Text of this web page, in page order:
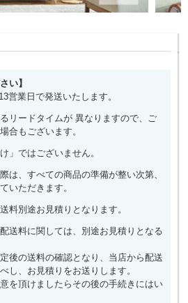
い】
営業日で発送いたします。
リードタイムが 異なりますので、ご
合もございます。
」ではございません。
は、すべての商品の準備が整い次第、
いただきます。
料別途お見積りとなります。
送料に関しては、別途お見積りとなる
後の送料の確認となり、当店から配送
し、お見積りをお送りします。
を頂けましたらその後の手続きにはい